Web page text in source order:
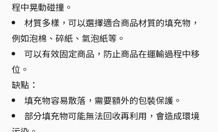
程中晃動碰撞。
材質多樣，可以選擇適合商品材質的填充物，
例如泡棉、碎紙、氣泡紙等。
可以有效固定商品，防止商品在運輸過程中移
位。
缺點：
填充物容易散落，需要額外的包裝保護。
部分填充物可能無法回收再利用，會造成環境